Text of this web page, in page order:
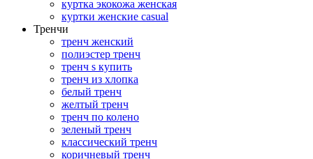
куртка экокожа женская
куртки женские casual
Тренчи
тренч женский
полиэстер тренч
тренч s купить
тренч из хлопка
белый тренч
желтый тренч
тренч по колено
зеленый тренч
классический тренч
коричневый тренч